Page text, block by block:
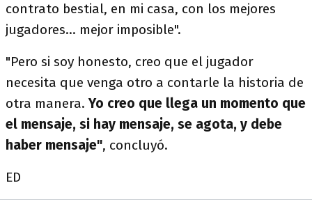
contrato bestial, en mi casa, con los mejores
jugadores… mejor imposible".
"Pero si soy honesto, creo que el jugador
necesita que venga otro a contarle la historia de
otra manera. Yo creo que llega un momento que
el mensaje, si hay mensaje, se agota, y debe
haber mensaje", concluyó.
ED